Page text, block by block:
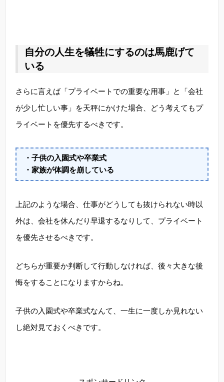
自分の人生を犠牲にするのは馬鹿げて
いる
さらに言えば「プライベートでの重要な用事」と「会社
が少し忙しい事」を天秤にかけた場合、どう考えてもプ
ライベートを優先するべきです。
・子供の入園式や卒業式
・家族が体調を崩している
上記のような場合、仕事がどうしても抜けられない時以
外は、会社を休んだり早退するなりして、プライベート
を優先させるべきです。
どちらが重要か判断して行動しなければ、後々大きな後
悔をすることになりますからね。
子供の入園式や卒業式なんて、一生に一度しか見れない
し絶対見ておくべきです。